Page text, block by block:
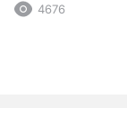
4676